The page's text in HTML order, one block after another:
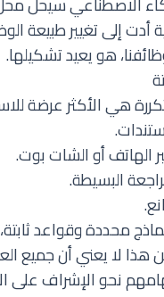
أدت إلى تغيير طبيعة
هو يعيد تشكيلها.
هي الأكثر عرضة
الهاتف أو الشات بوت.
البسيطة.
محددة وقواعد
هذا لا يعني أن جميع
نحو الإشراف على